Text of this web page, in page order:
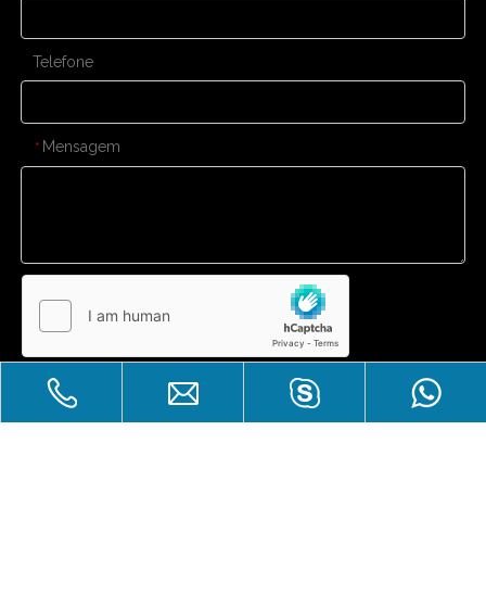
Telefone
* Mensagem
Enviar
Venda imperdível